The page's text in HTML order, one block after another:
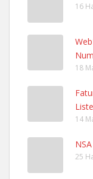
16
18
14
25